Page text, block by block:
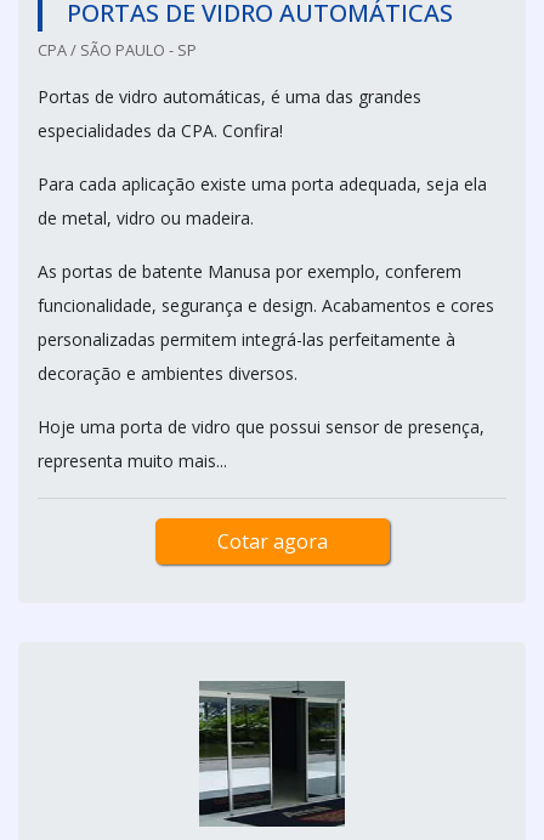
PORTAS DE VIDRO AUTOMÁTICAS
CPA / SÃO PAULO - SP
Portas de vidro automáticas, é uma das grandes
especialidades da CPA. Confira!
Para cada aplicação existe uma porta adequada, seja ela
de metal, vidro ou madeira.
As portas de batente Manusa por exemplo, conferem
funcionalidade, segurança e design. Acabamentos e cores
personalizadas permitem integrá-las perfeitamente à
decoração e ambientes diversos.
Hoje uma porta de vidro que possui sensor de presença,
representa muito mais...
Cotar agora